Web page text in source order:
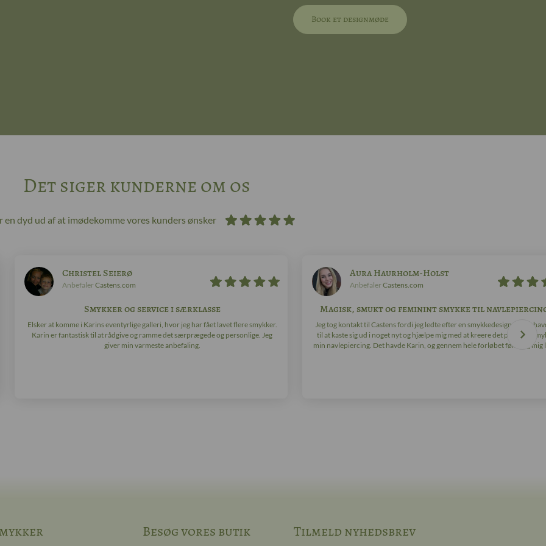
Book et designmøde
Det siger kunderne om os
en dyd ud af at imødekomme vores kunders ønsker
Christel Seierø
Anbefaler Castens.com
Smykker og service i særklasse
Elsker at komme i Karins eventyrlige galleri, hvor jeg har fået lavet flere smykker.
Karin er fantastisk til at rådgive og ramme det særprægede og personlige. Jeg
giver min varmeste anbefaling.
Aura Haurholm-Holst
Anbefaler Castens.com
Magisk, smukt og feminint smykke til
Jeg tog kontakt til Castens fordi jeg ledte efter en smykkedesigner, der
til at kaste sig ud i noget nyt og hjælpe mig med at kreere det perfekte
min navlepiercing. Det havde Karin, og gennem hele forløbet følte jeg mig
Besøg vores butik Tilmeld nyhedsbrev